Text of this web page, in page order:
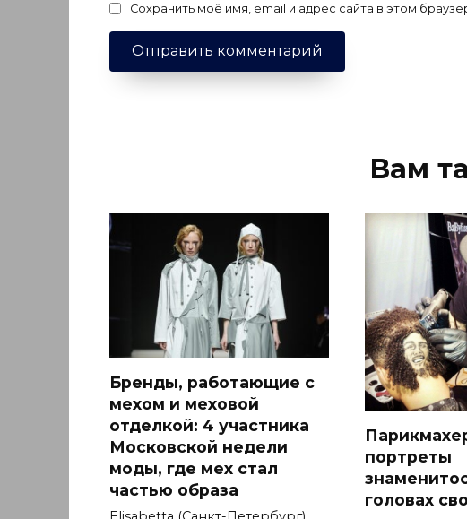
Сохранить моё имя, email и адрес сайта в этом
Вам
Бренды, работающие с
мехом и меховой
отделкой: 4 участника
Московской недели
моды, где мех стал
частью образа
портреты
головах